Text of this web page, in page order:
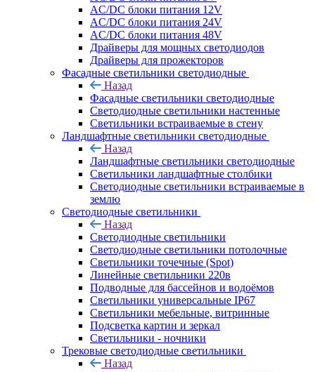
AC/DC блоки питания 12V
AC/DC блоки питания 24V
AC/DC блоки питания 48V
Драйверы для мощных светодиодов
Драйверы для прожекторов
Фасадные светильники светодиодные
Назад
Фасадные светильники светодиодные
Светодиодные светильники настенные
Светильники встраиваемые в стену
Ландшафтные светильники светодиодные
Назад
Ландшафтные светильники светодиодные
Светильники ландшафтные столбики
Светодиодные светильники встраиваемые в
землю
Светодиодные светильники
Назад
Светодиодные светильники
Светодиодные светильники потолочные
Светильники точечные (Spot)
Линейные светильники 220в
Подводные для бассейнов и водоёмов
Светильники универсальные IP67
Светильники мебельные, витринные
Подсветка картин и зеркал
Светильники - ночники
Трековые светодиодные светильники
Назад